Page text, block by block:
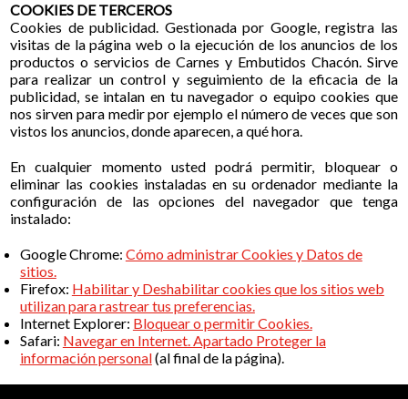
COOKIES DE TERCEROS
Cookies de publicidad. Gestionada por Google, registra las
visitas de la página web o la ejecución de los anuncios de los
productos o servicios de Carnes y Embutidos Chacón. Sirve
para realizar un control y seguimiento de la eficacia de la
publicidad, se intalan en tu navegador o equipo cookies que
nos sirven para medir por ejemplo el número de veces que son
vistos los anuncios, donde aparecen, a qué hora.
En cualquier momento usted podrá permitir, bloquear o
eliminar las cookies instaladas en su ordenador mediante la
configuración de las opciones del navegador que tenga
instalado:
Google Chrome: Cómo administrar Cookies y Datos de
sitios.
Firefox: Habilitar y Deshabilitar cookies que los sitios web
utilizan para rastrear tus preferencias.
Internet Explorer: Bloquear o permitir Cookies.
Safari: Navegar en Internet. Apartado Proteger la
información personal(al final de la página).